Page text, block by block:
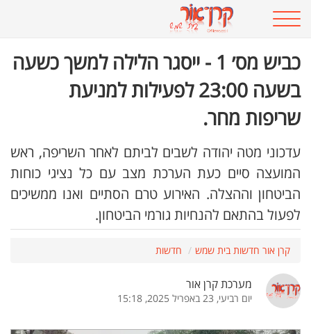
כביש מס׳ 1 - ייסגר הלילה למשך כשעה
בשעה 23:00 לפעילות למניעת
שריפות מחר.
עדכוני מטה יהודה לשבים לביתם לאחר השריפה, ראש
המועצה סיים כעת הערכת מצב עם כל נציגי כוחות
הביטחון וההצלה. האירוע טרם הסתיים ואנו ממשיכים
לפעול בהתאם להנחיות גורמי הביטחון.
קרן אור חדשות בית שמש חדשות
מערכת קרן אור
יום רביעי, 23 באפריל 2025, 15:18